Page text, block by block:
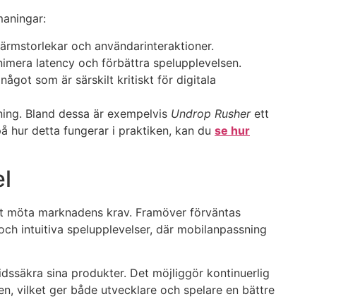
och användarinteraktioner.
latency och förbättra spelupplevelsen.
som är särskilt kritiskt för digitala
Bland dessa är exempelvis Undrop Rusherett
hur detta fungerar i praktiken, kan du se hur
marknadens krav. Framöver förväntas
intuitiva spelupplevelser, där mobilanpassning
sina produkter. Det möjliggör kontinuerlig
vilket ger både utvecklare och spelare en bättre